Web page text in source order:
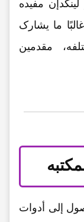
مفیده
ما یشارک
مقدمین
إلى أدوات